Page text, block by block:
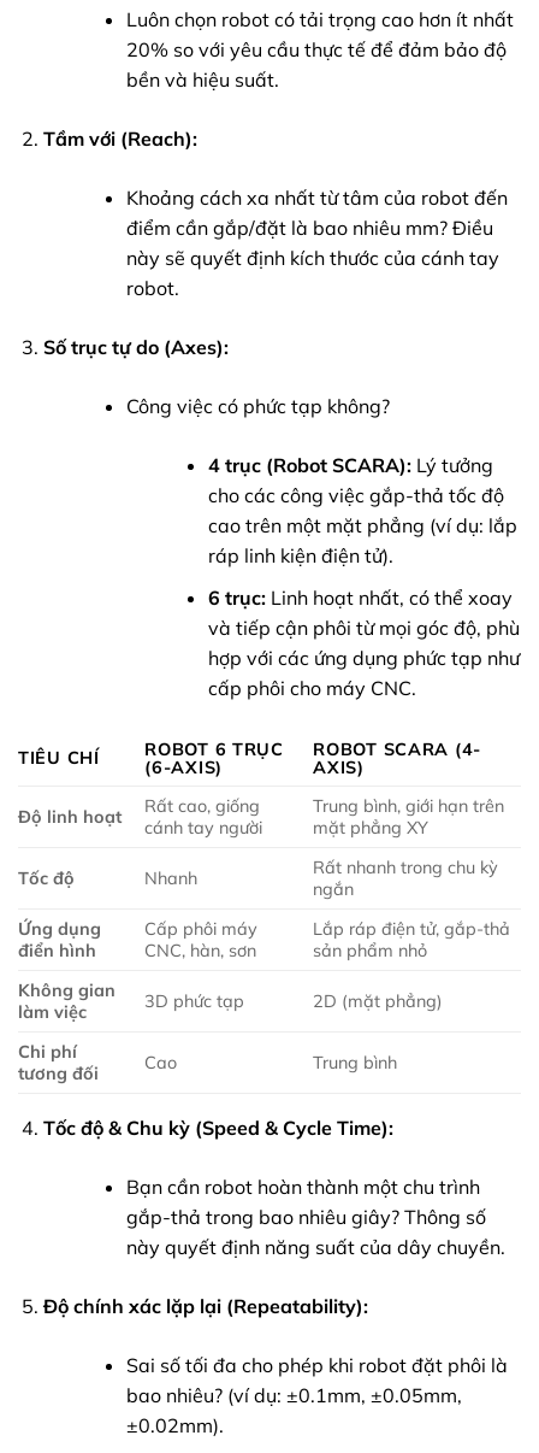
Luôn chọn robot có tải trọng cao hơn ít nhất
20% so với yêu cầu thực tế để đảm bảo độ
bền và hiệu suất.
Tầm với (Reach):
Khoảng cách xa nhất từ tâm của robot đến
điểm cần gắp/đặt là bao nhiêu mm? Điều
này sẽ quyết định kích thước của cánh tay
robot.
Số trục tự do (Axes):
Công việc có phức tạp không?
4 trục (Robot SCARA): Lý tưởng
cho các công việc gắp-thả tốc độ
cao trên một mặt phẳng (ví dụ: lắp
ráp linh kiện điện tử).
6 trục: Linh hoạt nhất, có thể xoay
và tiếp cận phôi từ mọi góc độ, phù
hợp với các ứng dụng phức tạp như
cấp phôi cho máy CNC.
TIÊU CHÍ
ROBOT 6 TRỤC
(6-AXIS)
ROBOT SCARA (4-
AXIS)
Độ linh hoạt
Rất cao, giống
cánh tay người
Trung bình, giới hạn trên
mặt phẳng XY
Tốc độ Nhanh
Rất nhanh trong chu kỳ
ngắn
Ứng dụng
điển hình
Cấp phôi máy
CNC, hàn, sơn
Lắp ráp điện tử, gắp-thả
sản phẩm nhỏ
Không gian
làm việc
3D phức tạp 2D (mặt phẳng)
Chi phí
tương đối
Cao Trung bình
Tốc độ & Chu kỳ (Speed & Cycle Time):
Bạn cần robot hoàn thành một chu trình
gắp-thả trong bao nhiêu giây? Thông số
này quyết định năng suất của dây chuyền.
Độ chính xác lặp lại (Repeatability):
Sai số tối đa cho phép khi robot đặt phôi là
bao nhiêu? (ví dụ: ±0.1mm, ±0.05mm,
±0.02mm).